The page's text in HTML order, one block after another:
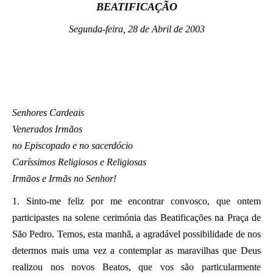
BEATIFICAÇÃO
Segunda-feira, 28 de Abril de 2003
Senhores Cardeais
Venerados Irmãos
no Episcopado e no sacerdócio
Caríssimos Religiosos e Religiosas
Irmãos e Irmãs no Senhor!
1. Sinto-me feliz por me encontrar convosco, que ontem
participastes na solene cerimónia das Beatificações na Praça de
São Pedro. Temos, esta manhã, a agradável possibilidade de nos
determos mais uma vez a contemplar as maravilhas que Deus
realizou nos novos Beatos, que vos são particularmente